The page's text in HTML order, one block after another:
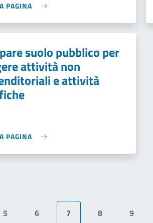
PAGINA
suolo pubblico per
attività non
e attività
PAGINA
Pagina
5
Pagina
6
Pagina attuale
7
Pagina
8
Pagina
9